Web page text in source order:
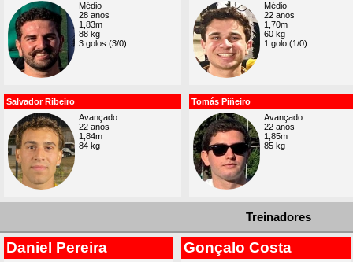
Médio
28 anos
1,83m
88 kg
3 golos (3/0)
Médio
22 anos
1,70m
60 kg
1 golo (1/0)
Salvador Ribeiro
Avançado
22 anos
1,84m
84 kg
Tomás Piñeiro
Avançado
22 anos
1,85m
85 kg
Treinadores
Daniel Pereira Gonçalo Costa